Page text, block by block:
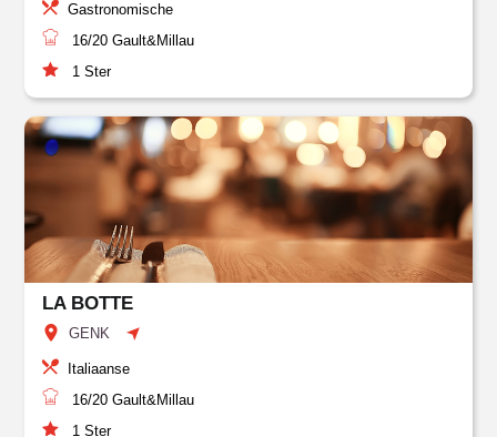
Gastronomische
16/20 Gault&Millau
1 Ster
LA BOTTE
GENK
Italiaanse
16/20 Gault&Millau
1 Ster